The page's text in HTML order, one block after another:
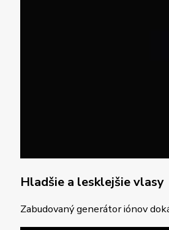
Hladšie a lesklejšie vlasy
Zabudovaný generátor iónov